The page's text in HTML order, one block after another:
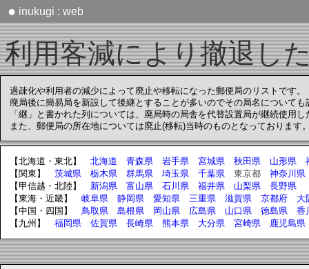
● inukugi : web
利用客減により撤退し
過疎化や利用者の減少によって廃止や移転になった郵便局のリストです。
廃局後に簡易局を新設して後継とすることが多いのでその局名について
「継」と書かれた列については、廃局時の局舎を代替設置局が継続使用
また、郵便局の所在地については廃止(移転)当時のものとなっております
【北海道・東北】北海道 青森県 岩手県 宮城県 秋田県 山形県
【関東】茨城県 栃木県 群馬県 埼玉県 千葉県 東京都
神奈川県
【甲信越・北陸】 新潟県 富山県 石川県 福井県 山梨県
長野県
【東海・近畿】岐阜県 静岡県 愛知県 三重県 滋賀県 京都府
大
【中国・四国】鳥取県 島根県 岡山県 広島県 山口県 徳島県
香
【九州】福岡県 佐賀県 長崎県 熊本県 大分県 宮崎県 鹿児島県